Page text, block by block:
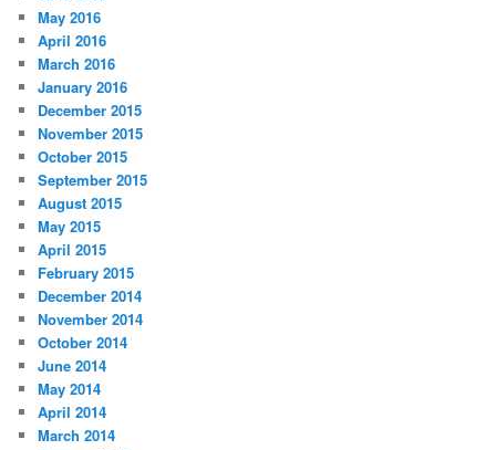
May 2016
April 2016
March 2016
January 2016
December 2015
November 2015
October 2015
September 2015
August 2015
May 2015
April 2015
February 2015
December 2014
November 2014
October 2014
June 2014
May 2014
April 2014
March 2014